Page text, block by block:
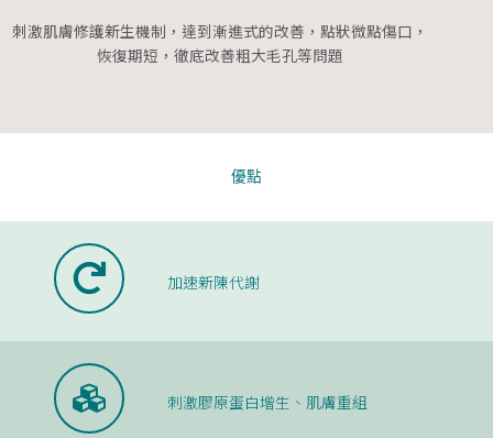
刺激肌膚修護新生機制，達到漸進式的改善，點狀微點傷口，
恢復期短，徹底改善粗大毛孔等問題
優點
加速新陳代謝
刺激膠原蛋白增生、肌膚重組